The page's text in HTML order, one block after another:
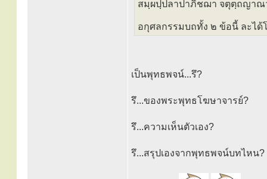
สมฺผปฺปลาปาภิชฌา จตุตฺถญา
อกุศลกรรมบถทั้ง ๒ ข้อนี้ ละไ
เป็นพุทธพจน์...รึ?
รึ...ของพระพุทธโฆษาจารย์?
รึ...ความเห็นตัวเอง?
รึ...สรุปเองจากพุทธพจน์บทไหน?